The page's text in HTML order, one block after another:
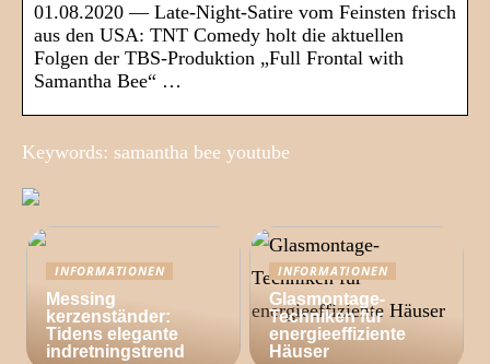
01.08.2020 — Late-Night-Satire vom Feinsten frisch
aus den USA: TNT Comedy holt die aktuellen
Folgen der TBS-Produktion „Full Frontal with
Samantha Bee“ …
Keywords: samantha bee youtube
INFORMATIONEN
Messing
kerzenständer:
Tidens elegante
indretningstrend
INFORMATIONEN
Glasmontage-
Techniken für
energieeffiziente
Häuser